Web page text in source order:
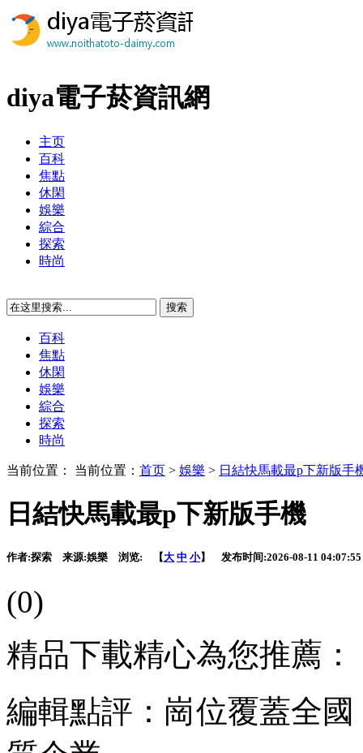
diya電子菸資訊網
主页
百科
焦點
休閑
娛樂
綜合
探索
時尚
百科
焦點
休閑
娛樂
綜合
探索
時尚
当前位置： 当前位置： 首页 > 娛樂 > 日結快馬載最p下新版手
日結快馬載最p下新版手機
作者:探索 来源:娛樂 浏览: 【大 中 小】 发布时间:2026-08-11 04:07:55
(0)
精品下載精心為您推薦：
編輯點評：崗位覆蓋全